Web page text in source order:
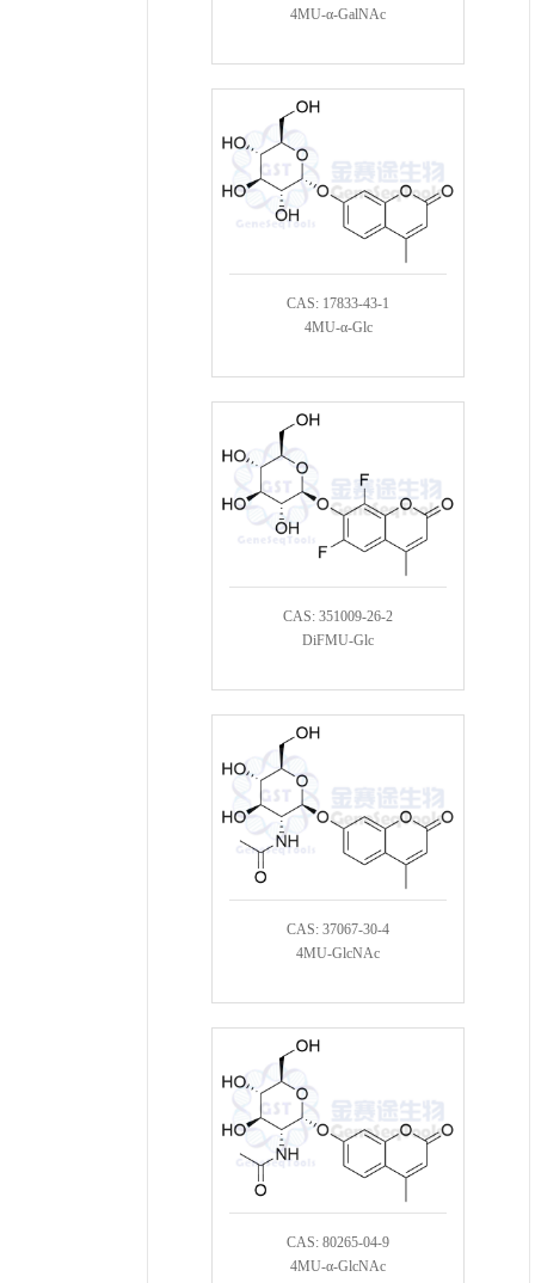
4MU-α-GalNAc
CAS: 17833-43-1
4MU-α-Glc
CAS: 351009-26-2
DiFMU-Glc
CAS: 37067-30-4
4MU-GlcNAc
CAS: 80265-04-9
4MU-α-GlcNAc